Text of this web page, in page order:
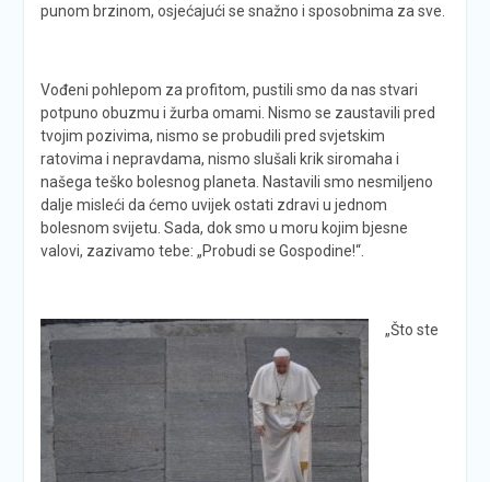
punom brzinom, osjećajući se snažno i sposobnima za sve.
Vođeni pohlepom za profitom, pustili smo da nas stvari
potpuno obuzmu i žurba omami. Nismo se zaustavili pred
tvojim pozivima, nismo se probudili pred svjetskim
ratovima i nepravdama, nismo slušali krik siromaha i
našega teško bolesnog planeta. Nastavili smo nesmiljeno
dalje misleći da ćemo uvijek ostati zdravi u jednom
bolesnom svijetu. Sada, dok smo u moru kojim bjesne
valovi, zazivamo tebe: „Probudi se Gospodine!“.
„Što ste